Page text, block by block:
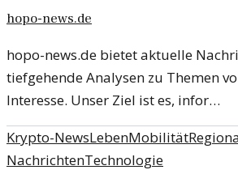
hopo-news.de
hopo-news.de bietet aktuelle
tiefgehende Analysen zu Themen
Interesse. Unser Ziel ist es, infor…
Krypto-NewsLebenMobilität
NachrichtenTechnologie